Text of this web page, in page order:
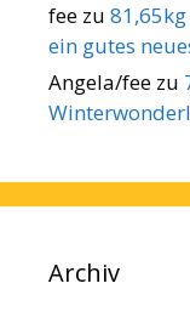
fee zu
ein gutes
Angela/fee zu
Archiv